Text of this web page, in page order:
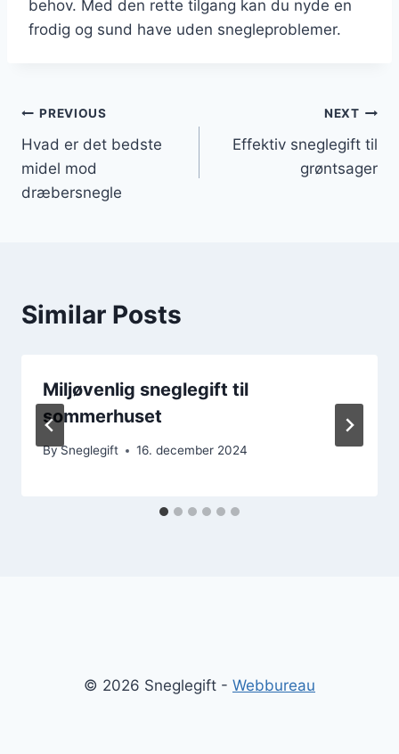
behov. Med den rette tilgang kan du nyde en
frodig og sund have uden snegleproblemer.
Indlægsnavigation
PREVIOUS
Hvad er det bedste
midel mod
dræbersnegle
NEXT
Effektiv sneglegift til
grøntsager
Similar Posts
Miljøvenlig sneglegift til
sommerhuset
BySneglegift 16. december 2024
© 2026 Sneglegift - Webbureau